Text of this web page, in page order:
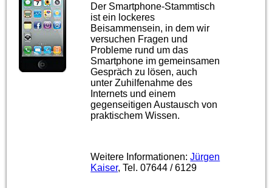
Der Smartphone-Stammtisch
ist ein lockeres
Beisammensein, in dem wir
versuchen Fragen und
Probleme rund um das
Smartphone im gemeinsamen
Gespräch zu lösen, auch
unter Zuhilfenahme des
Internets und einem
gegenseitigen Austausch von
praktischem Wissen.
Weitere Informationen:Jürgen
Kaiser, Tel. 07644 / 6129